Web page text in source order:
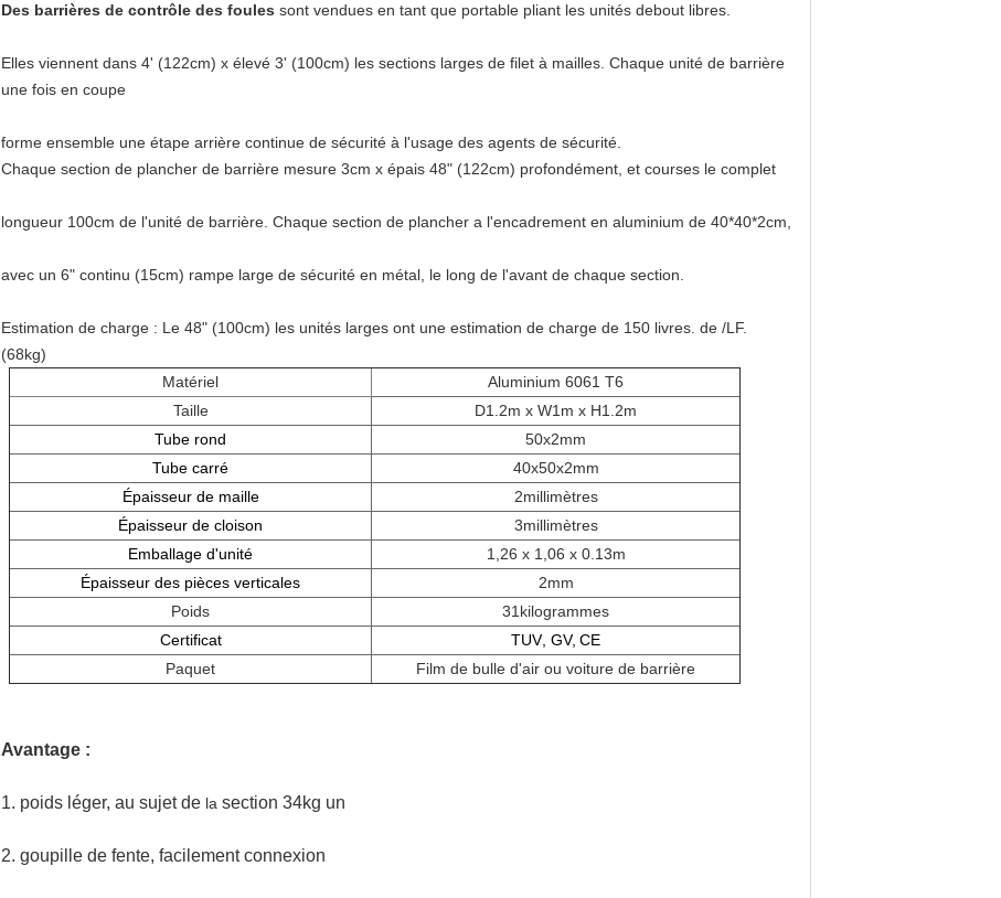
Des barrières de contrôle des foules sont vendues en tant que portable pliant les unités debout libres.
Elles viennent dans 4' (122cm) x élevé 3' (100cm) les sections larges de filet à mailles. Chaque unité de barrière
une fois en coupe
forme ensemble une étape arrière continue de sécurité à l'usage des agents de sécurité.
Chaque section de plancher de barrière mesure 3cm x épais 48" (122cm) profondément, et courses le complet
longueur 100cm de l'unité de barrière. Chaque section de plancher a l'encadrement en aluminium de 40*40*2cm,
avec un 6" continu (15cm) rampe large de sécurité en métal, le long de l'avant de chaque section.
Estimation de charge : Le 48" (100cm) les unités larges ont une estimation de charge de 150 livres. de /LF.
(68kg)
Matériel
Aluminium 6061 T6
Taille
D1.2m x W1m x H1.2m
Tube rond
50x2mm
Tube carré
40x50x2mm
Épaisseur de maille
2millimètres
Épaisseur de cloison
3millimètres
Emballage d'unité
1,26 x 1,06 x 0.13m
Épaisseur des pièces verticales
2mm
Poids
31 kilogrammes
Certificat
TUV, GV, CE
Paquet
Film de bulle d'air ou voiture de barrière
Avantage :
1. poids léger, au sujet de la section 34kg un
2. goupille de fente, facilement connexion